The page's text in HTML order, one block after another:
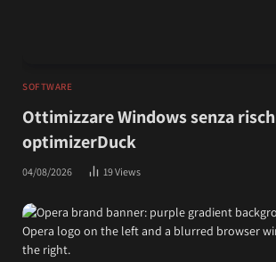
SOFTWARE
Ottimizzare Windows senza
optimizerDuck
04/08/2026 19Views